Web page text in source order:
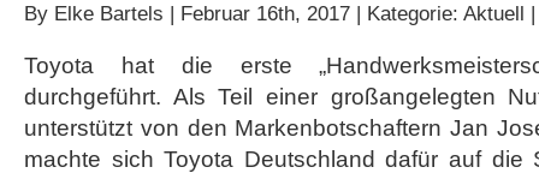
By Elke Bartels | Februar 16th, 2017 | Kategorie: Aktuell
Toyota hat die erste
durchgeführt. Als Teil einer großangelegten
unterstützt von den Markenbotschaftern Jan
machte sich Toyota Deutschland dafür auf die